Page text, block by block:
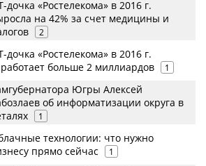
дочка «Ростелекома» в 2016 г.
на 42% за счет медицины и
2
дочка «Ростелекома» в 2016 г.
больше 2 миллиардов
1
Югры Алексей
об информатизации округа в
1
технологии: что нужно
прямо сейчас
1